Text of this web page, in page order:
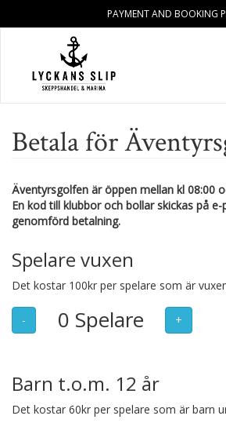
PAYMENT AND BOOKING
Betala för
Äventyrsgolfen är öppen mellan kl 08:00
En kod till klubbor och bollar skickas på
genomförd betalning.
Spelare vuxen
Det kostar 100kr per spelare som är
- 0 Spelare +
Barn t.o.m. 12 år
Det kostar 60kr per spelare som är barn